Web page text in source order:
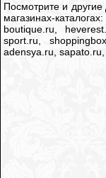
Посмотрите и другие
магазинах-
boutique.ru,
sport.ru,
adensya.ru,